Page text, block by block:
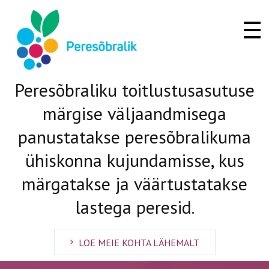
Peresõbraliku toitlustusasutuse
märgise väljaandmisega
panustatakse peresõbralikuma
ühiskonna kujundamisse, kus
märgatakse ja väärtustatakse
lastega peresid.
LOE MEIE KOHTA LÄHEMALT